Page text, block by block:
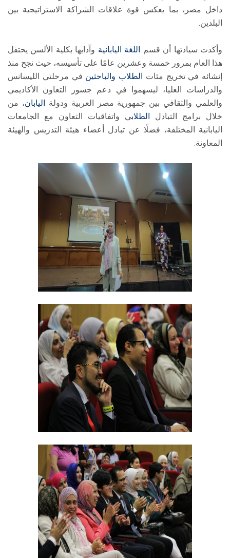
داخل مصر، بما يعكس قوة علاقات الشراكة الاستراتيجية بين
البلدين.
وأكدت سيادتها أن قسم اللغة اليابانية وآدابها بكلية الألسن يحتفل
هذا العام بمرور خمسة وعشرين عامًا على تأسيسه، حيث نجح منذ
إنشائه في تخريج مئات
الطلاب والباحثين في مرحلتي الليسانس
والدراسات العليا، ليسهموا في دعم جسور التعاون الأكاديمي
والعلمي والثقافي بين جمهورية مصر العربية ودولة
اليابان، من
خلال برامج التبادل
الطلابي واتفاقيات التعاون مع الجامعات
اليابانية المختلفة، فضلًا عن تبادل أعضاء هيئة التدريس والهيئة
المعاونة.